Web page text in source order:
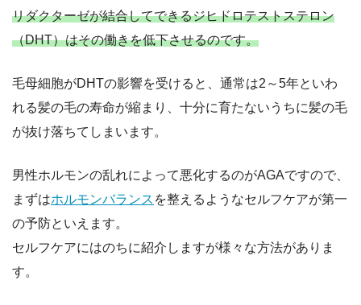
リダクターゼが結合してできるジヒドロテストステロン
（DHT）はその働きを低下させるのです。
毛母細胞がDHTの影響を受けると、通常は2～5年といわ
れる髪の毛の寿命が縮まり、十分に育たないうちに髪の毛
が抜け落ちてしまいます。
男性ホルモンの乱れによって悪化するのがAGAですので、
まずはホルモンバランス を整えるようなセルフケアが第一
の予防といえます。
セルフケアにはのちに紹介しますが様々な方法がありま
す。